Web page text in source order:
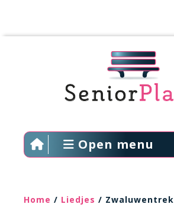
Open menu
Home / Liedjes / Zwaluwentrek